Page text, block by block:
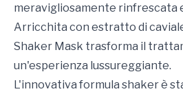
meravigliosamente rinfrescata
Arricchita con estratto di
Shaker Mask trasforma il
un'esperienza lussureggiante.
L'innovativa formula shaker è